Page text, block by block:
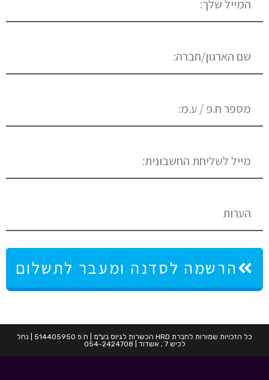
הרשמה לסדנה ומעבר לתשלום
כל הזכויות שמורות לחברת HRD הכשרות לגיוס בע"מ | ח.פ 514405950 | נחל
לכיש 7 , אשדוד | 054-2424708